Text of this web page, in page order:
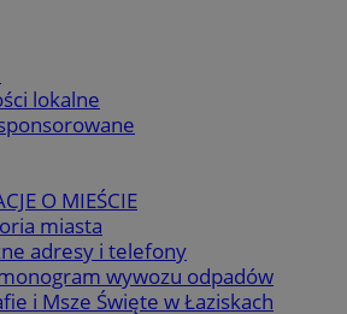
lokalne
O MIEŚCIE
miasta
adresy i telefony
wywozu odpadów
i Msze Święte w Łaziskach